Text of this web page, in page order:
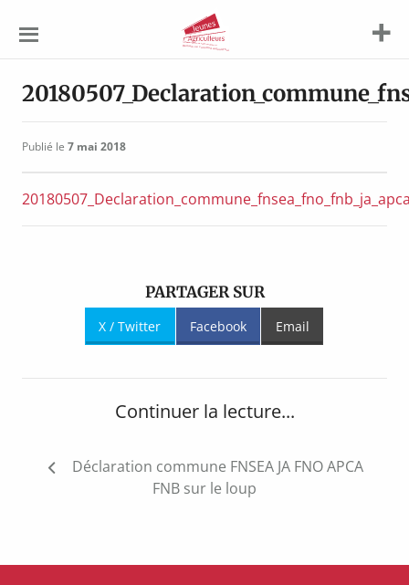
Agriculteurs
Publié le 7 mai 2018
PARTAGER SUR
X / Twitter Facebook Email
Continuer la lecture...
Navigation
Déclaration commune FNSEA JA FNO APCA
FNB sur le loup